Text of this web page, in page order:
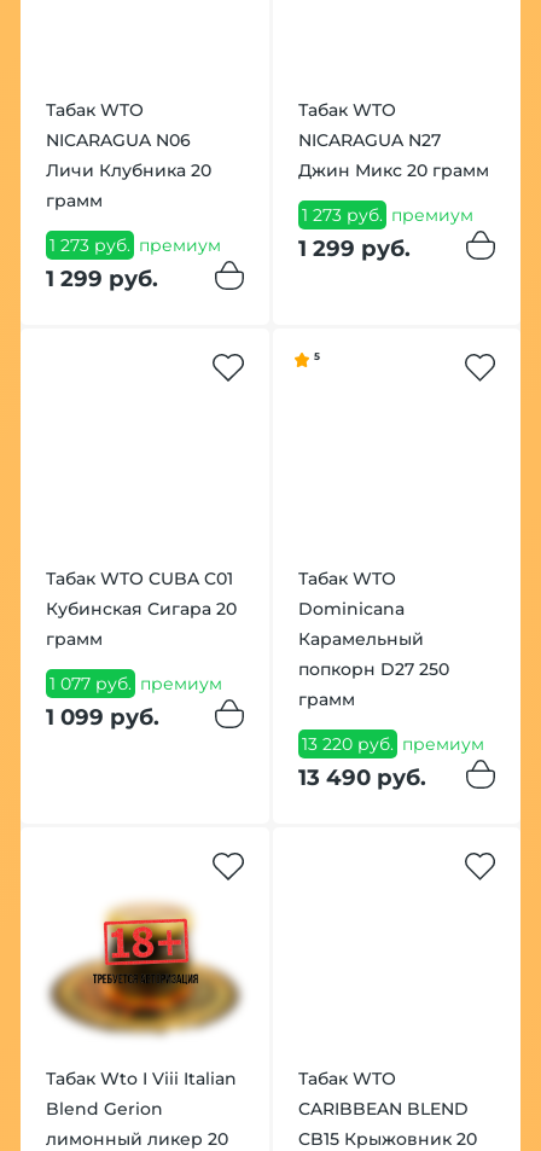
Табак WTO
NICARAGUA N06
Личи Клубника 20
грамм
1 273 руб. премиум
1 299 руб.
Табак WTO
NICARAGUA N27
Джин Микс 20 грамм
1 273 руб. премиум
1 299 руб.
Табак WTO CUBA C01
Кубинская Сигара 20
грамм
1 077 руб. премиум
1 099 руб.
5
Табак WTO
Dominicana
Карамельный
попкорн D27 250
грамм
13 220 руб. премиум
13 490 руб.
Табак Wto I Viii Italian
Blend Gerion
лимонный ликер 20
Табак WTO
CARIBBEAN BLEND
CB15 Крыжовник 20